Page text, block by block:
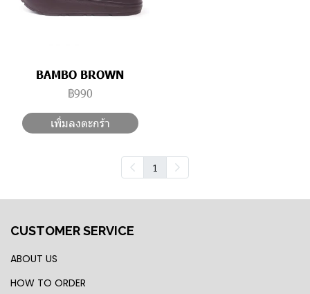
BAMBO BROWN
฿990
เพิ่มลงตะกร้า
1
CUSTOMER SERVICE
ABOUT US
HOW TO ORDER